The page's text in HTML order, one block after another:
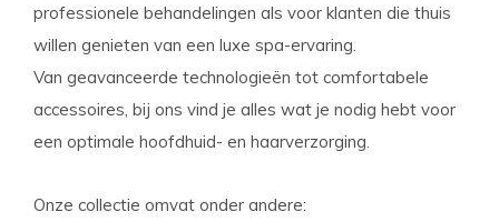
professionele behandelingen als voor klanten die thuis
willen genieten van een luxe spa-ervaring.
Van geavanceerde technologieën tot comfortabele
accessoires, bij ons vind je alles wat je nodig hebt voor
een optimale hoofdhuid- en haarverzorging.
Onze collectie omvat onder andere: